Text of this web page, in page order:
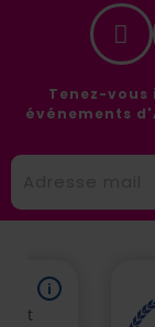
Tenez-
événements